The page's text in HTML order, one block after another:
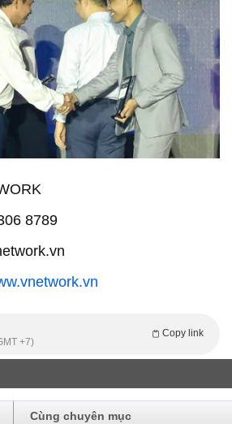
8789
Copy link
+7)
Cùng chuyên mục